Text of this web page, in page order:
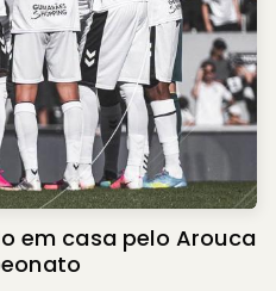
em casa pelo Arouca